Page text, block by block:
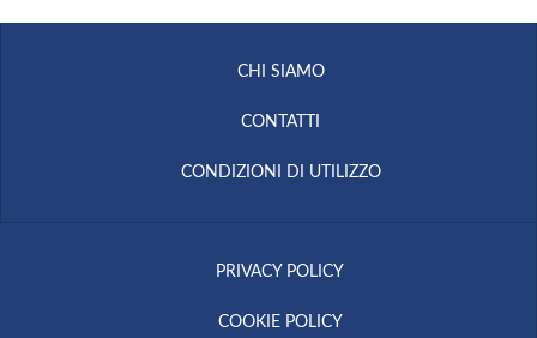
CHI SIAMO
CONTATTI
CONDIZIONI DI UTILIZZO
PRIVACY POLICY
COOKIE POLICY